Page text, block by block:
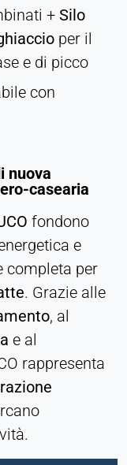
+ Silo
per il
e di picco
con
nuova
casearia
fondono
e
completa per
. Grazie alle
, al
e al
rappresenta